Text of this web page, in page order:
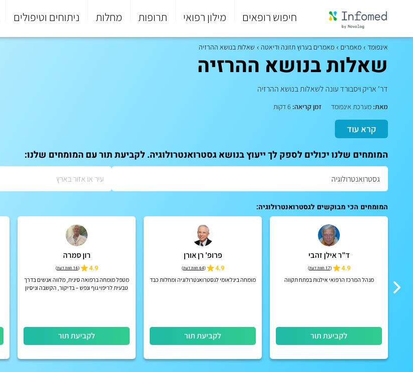
חיפוש רופאים מילון רפואי תרופות מחלות ניתוחים וטיפולים
סוף
התפריט
אינפומד מאמרים מאמרים בערוץ תזונה ודיאטה שאלות בנושא ההרזיה
שאלות בנושא ההרזיה
דר' אריק ויסבורד עונה לשאלות בנושא ההרזיה
מאת: מערכת אינפומד זמן קריאה:
קרא עוד
המומחים שלנו יכולים לספק לך ייעוץ בנושא גסטרואנטרולוגיה. לקביעת תור עם המומחים שלנו:
המומחים הכי מבוקשים לגסטרואנטרולוגיה:
ד"ר אילן זהבי
4.9
(17 חוות דעת )
מנהל המרכז הרפואי אילנות בפתח תקווה
לקביעת תור
פרופ' רן אורן
4.9
(64 חוות דעת )
מומחה בינלאומי לגסטרואנטרולוגיה ומחלות כבד
לקביעת תור
רון סמרה
4.9
(16 חוות דעת )
מטפל מומחה ברפואה סינית, מלווה אנשים בדרך
טבעית לריפוי גוף ונפש – בדיקור, הקשבה וניסיון
לקביעת תור